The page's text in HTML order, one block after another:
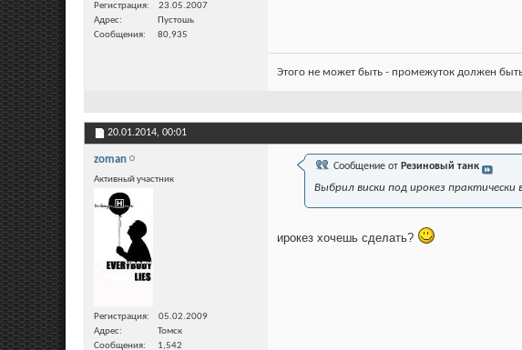
Регистрация
23.05.2007
Адрес
Пустошь
Сообщения
80,935
Этого не может быть - промежуток должен
20.01.2014, 00:01
zoman
Активный участник
Регистрация
05.02.2009
Адрес
Томск
Сообщения
1,542
Сообщение от Резиновый танк
Выбрил виски под ирокез
ирокез хочешь сделать?